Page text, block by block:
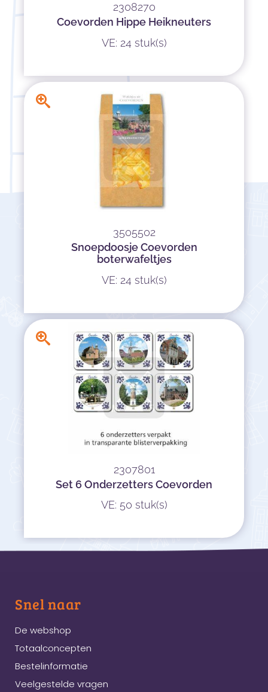
2308270
Coevorden Hippe Heikneuters
VE: 24 stuk(s)
3505502
Snoepdoosje Coevorden
boterwafeltjes
VE: 24 stuk(s)
2307801
Set 6 Onderzetters Coevorden
VE: 50 stuk(s)
Snel naar
De webshop
Totaalconcepten
Bestelinformatie
Veelgestelde vragen